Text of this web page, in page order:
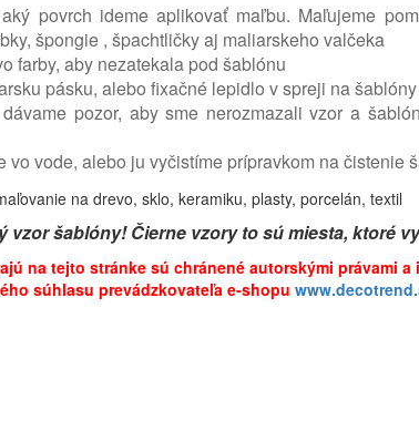
povrch ideme aplikovať maľbu. Maľujeme
špongie , špachtličky aj maliarskeho valčeka
farby, aby nezatekala pod šablónu
pásku, alebo fixačné lepidlo v spreji na šablóny
pozor, aby sme nerozmazali vzor a
vode, alebo ju vyčistíme prípravkom na čistenie
vzor šablóny! Čierne vzory to sú miesta, ktoré
na tejto stránke sú chránené autorskými právami
súhlasu prevádzkovateľa e-shopu